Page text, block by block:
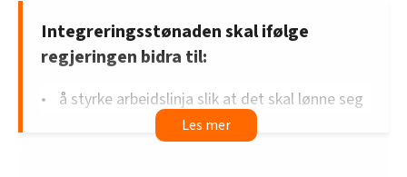
Integreringsstønaden skal ifølge
regjeringen bidra til:
å styrke arbeidslinja slik at det skal lønne seg